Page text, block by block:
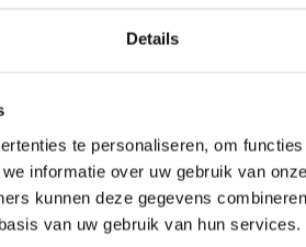
Details
te personaliseren, om
informatie over uw gebruik van
kunnen deze gegevens
van uw gebruik van hun services.
BONFIX M-press RVS-water
overschuifkoppeling